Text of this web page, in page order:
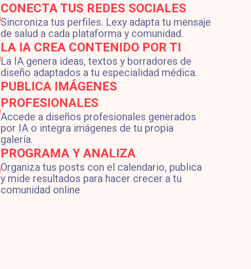
CONECTA TUS REDES SOCIALES
Sincroniza tus perfiles. Lexy adapta tu mensaje
de salud a cada plataforma y comunidad.
LA IA CREA CONTENIDO POR TI
La IA genera ideas, textos y borradores de
diseño adaptados a tu especialidad médica.
PUBLICA IMÁGENES
PROFESIONALES
Accede a diseños profesionales generados
por IA o integra imágenes de tu propia
galería.
PROGRAMA Y ANALIZA
Organiza tus posts con el calendario, publica
y mide resultados para hacer crecer a tu
comunidad online